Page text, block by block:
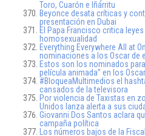
Toro, Cuarón e Iñárritu
Beyonce desata críticas y
presentación en Dubai
El Papa Francisco critica
homosexualidad
Everything Everywhere All at
nominaciones a los Oscar de
Estos son los nominados
película animada” en los
#BloqueaMultimedios el
cansados de la televisora
Por violencia de Taxistas en
Unidos lanza alerta a sus
Giovanni Dos Santos aclara
campaña política
Los números bajos de la